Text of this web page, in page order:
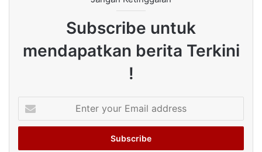
Subscribe untuk
mendapatkan berita Terkini
!
your
Email